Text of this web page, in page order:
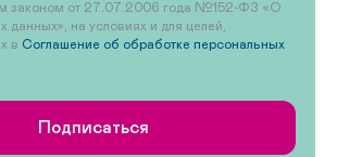
законом от 27.07.2006 года №152-ФЗ «О
данных», на условиях и для целей,
в Соглашение об обработке персональных
Подписаться